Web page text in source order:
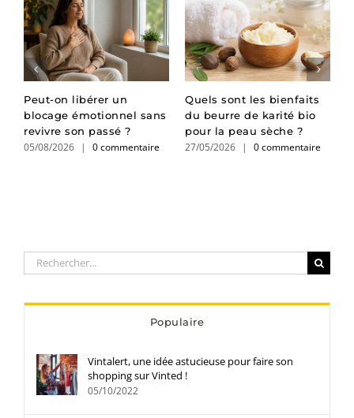
Peut-on libérer un
blocage émotionnel sans
revivre son passé ?
05/08/2026 | 0 commentaire
Quels sont les bienfaits
du beurre de karité bio
pour la peau sèche ?
27/05/2026 | 0 commentaire
Rechercher:
Populaire
Vintalert, une idée astucieuse pour faire son
shopping sur Vinted !
05/10/2022